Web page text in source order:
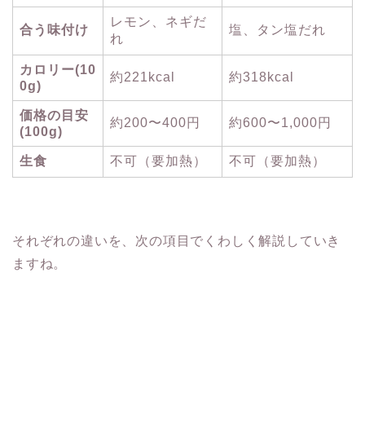
合う味付け
レモン、ネギだ
れ
塩、タン塩だれ
カロリー(10
0g)
約221kcal 約318kcal
価格の目安
(100g)
約200〜400円 約600〜1,000円
生食 不可（要加熱） 不可（要加熱）
それぞれの違いを、次の項目でくわしく解説していき
ますね。